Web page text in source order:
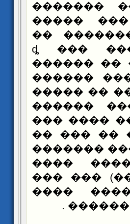
���
������-
�������
����ȡ ���
������ ��
������
����� ��
������
���� ������ ���� ������ ��ǡ ���
���
������ ��
��
������
��� ��